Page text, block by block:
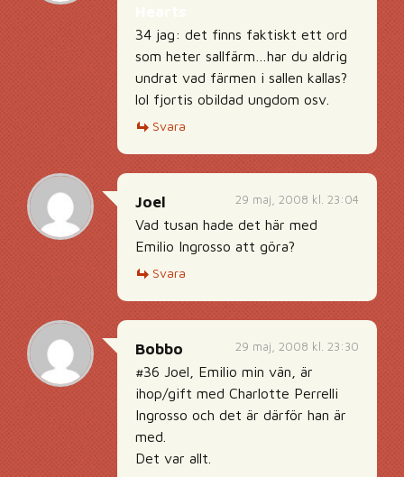
34 jag: det finns faktiskt ett ord
som heter sallfärm…har du aldrig
undrat vad färmen i sallen kallas?
lol fjortis obildad ungdom osv.
Svara
29 maj, 2008 kl. 23:04
Joel
Vad tusan hade det här med
Emilio Ingrosso att göra?
Svara
29 maj, 2008 kl. 23:30
Bobbo
#36 Joel, Emilio min vän, är
ihop/gift med Charlotte Perrelli
Ingrosso och det är därför han är
med.
Det var allt.